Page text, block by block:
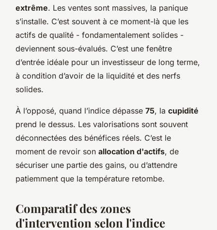
extrême. Les ventes sont massives, la panique
s’installe. C’est souvent à ce moment-là que les
actifs de qualité - fondamentalement solides -
deviennent sous-évalués. C’est une fenêtre
d’entrée idéale pour un investisseur de long terme,
à condition d’avoir de la liquidité et des nerfs
solides.
À l’opposé, quand l’indice dépasse 75, la cupidité
prend le dessus. Les valorisations sont souvent
déconnectées des bénéfices réels. C’est le
moment de revoir son allocation d'actifs, de
sécuriser une partie des gains, ou d’attendre
patiemment que la température retombe.
Comparatif des zones
d'intervention selon l'indice